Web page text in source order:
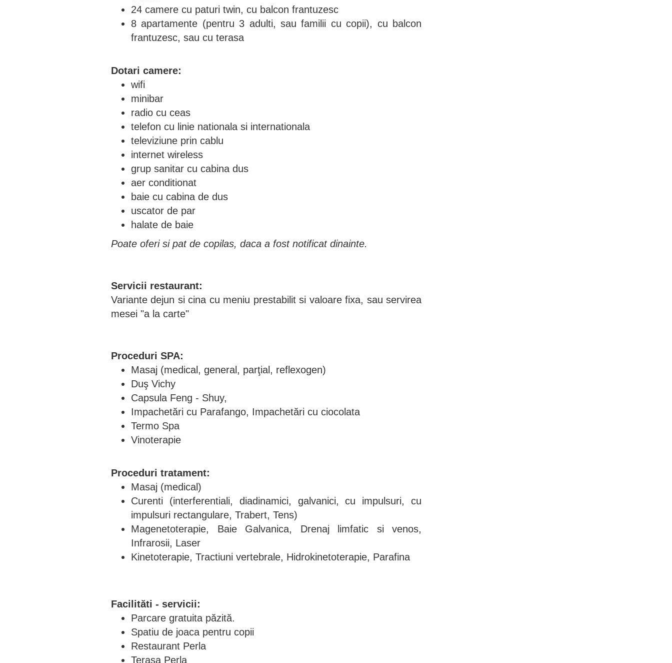
24 camere cu paturi twin, cu balcon frantuzesc
8 apartamente (pentru 3 adulti, sau familii cu copii), cu balcon
frantuzesc, sau cu terasa
Dotari camere:
wifi
minibar
radio cu ceas
telefon cu linie nationala si internationala
televiziune prin cablu
internet wireless
grup sanitar cu cabina dus
aer conditionat
baie cu cabina de dus
uscator de par
halate de baie
Poate oferi si pat de copilas, daca a fost notificat dinainte.
Servicii restaurant:
Variante dejun si cina cu meniu prestabilit si valoare fixa, sau servirea
mesei "a la carte"
Proceduri SPA:
Masaj (medical, general, parţial, reflexogen)
Duş Vichy
Capsula Feng - Shuy,
Impachetări cu Parafango, Impachetări cu ciocolata
Termo Spa
Vinoterapie
Proceduri tratament:
Masaj (medical)
Curenti (interferentiali, diadinamici, galvanici, cu impulsuri, cu
impulsuri rectangulare, Trabert, Tens)
Magenetoterapie, Baie Galvanica, Drenaj limfatic si venos,
Infrarosii, Laser
Kinetoterapie, Tractiuni vertebrale, Hidrokinetoterapie, Parafina
Facilităti - servicii:
Parcare gratuita păzită.
Spatiu de joaca pentru copii
Restaurant Perla
Terasa Perla